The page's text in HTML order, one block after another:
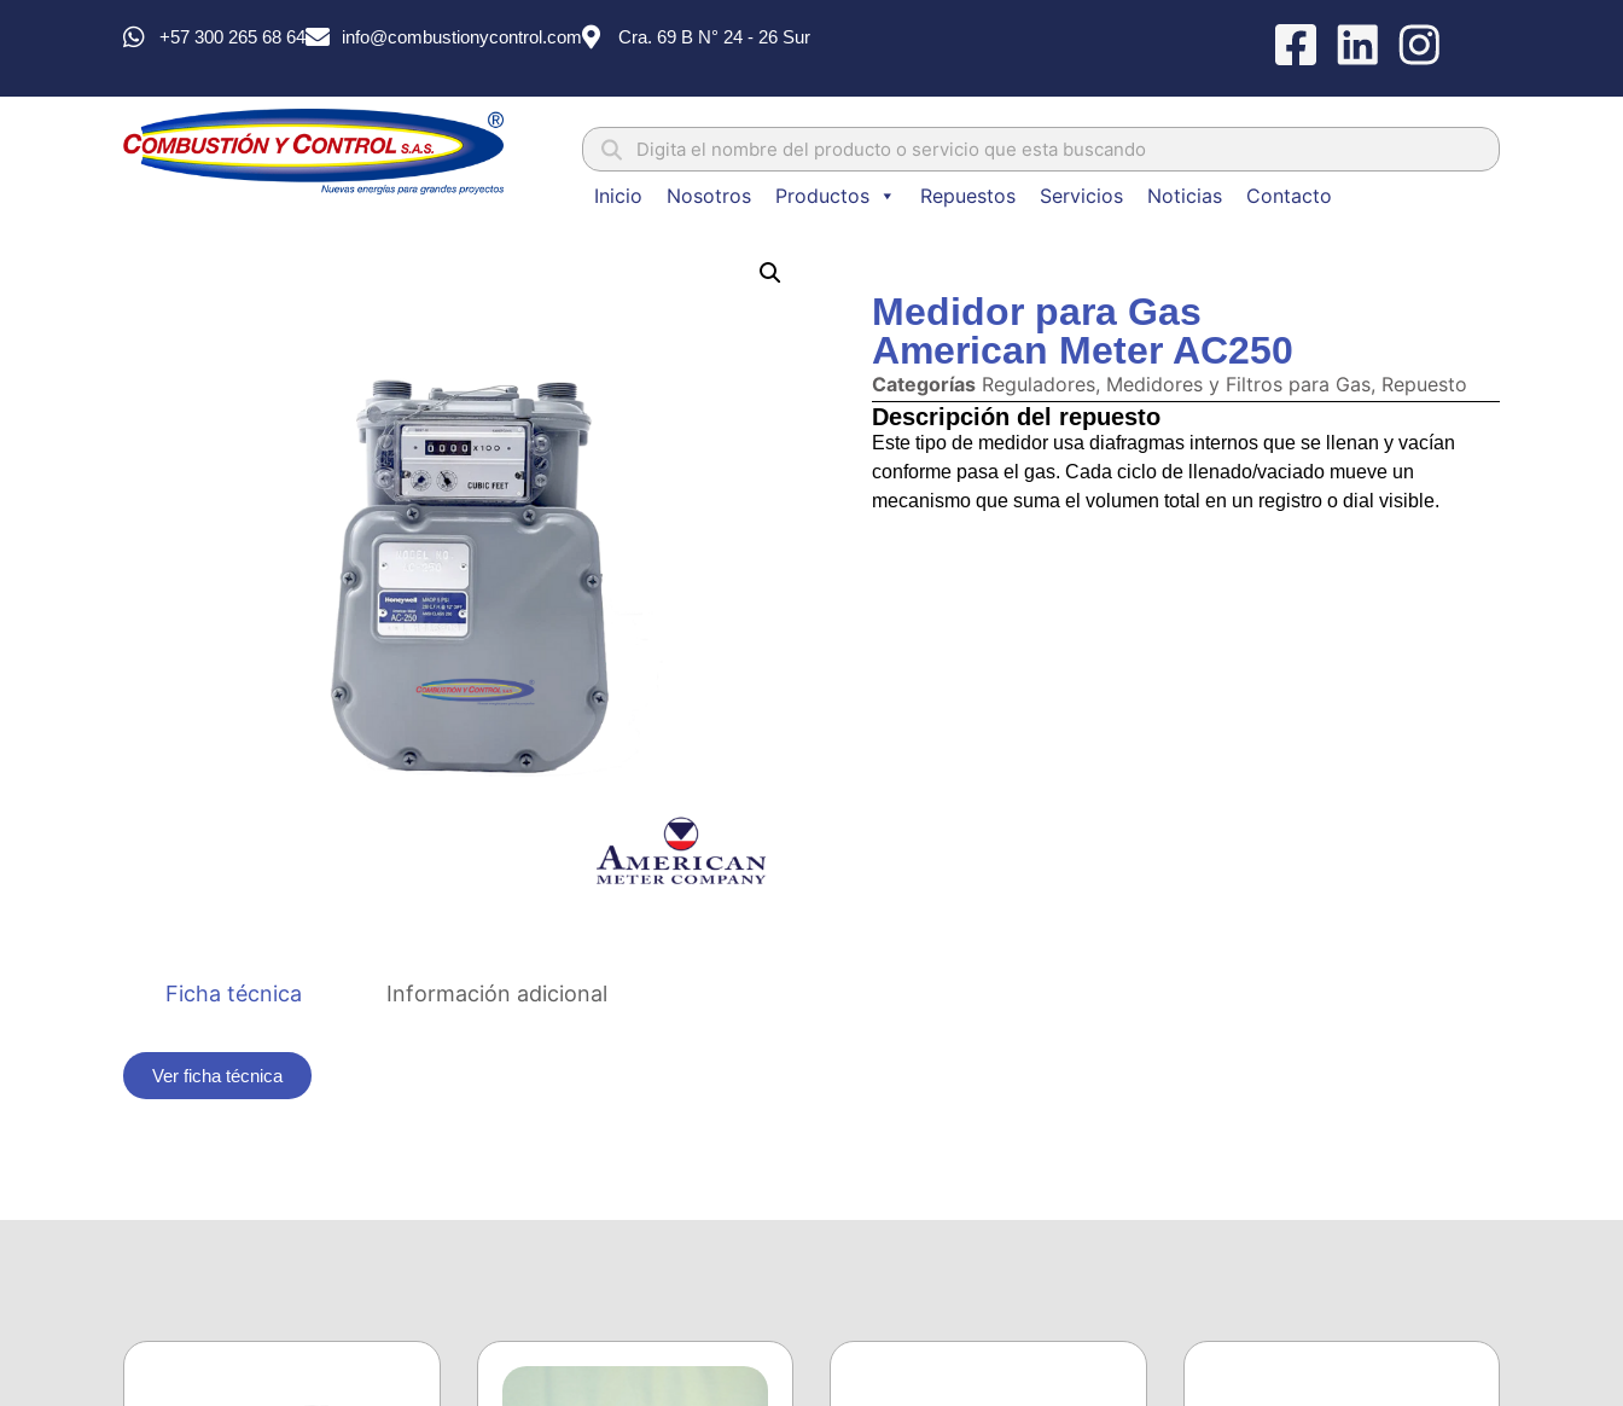
+57 300 265 68 64 info@combustionycontrol.com Cra. 69 B N° 24 - 26 Sur
Inicio Nosotros Productos Repuestos Servicios Noticias Contacto
Medidor para Gas
American Meter AC250
Categorías Reguladores, Medidores y Filtros para Gas, Repuesto
Descripción del repuesto
Este tipo de medidor usa diafragmas internos que se llenan y vacían
conforme pasa el gas. Cada ciclo de llenado/vaciado mueve un
mecanismo que suma el volumen total en un registro o dial visible.
Ficha técnica Información adicional
Ver ficha técnica